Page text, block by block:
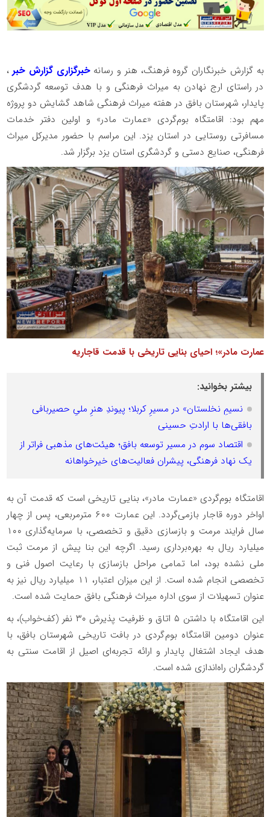
به گزارش خبرنگاران گروه فرهنگ، هنر و رسانهخبرگزاری گزارش خبر ،
در راستای ارج نهادن به میراث فرهنگی و با هدف توسعه گردشگری
پایدار، شهرستان بافق در هفته میراث فرهنگی شاهد گشایش دو پروژه
مهم بود: اقامتگاه بوم‌گردی «عمارت مادر» و اولین دفتر خدمات
مسافرتی روستایی در استان یزد. این مراسم با حضور مدیرکل میراث
فرهنگی، صنایع دستی و گردشگری استان یزد برگزار شد.
عمارت مادر»؛ احیای بنایی تاریخی با قدمت قاجاریه
بیشتر بخوانید:
نسیمِ نخلستان» در مسیرِ کربلا؛ پیوندِ هنرِ ملیِ حصیربافی
بافقی‌ها با ارادتِ حسینی
اقتصاد سوم در مسیر توسعه بافق؛ هیئت‌های مذهبی فراتر از
یک نهاد فرهنگی، پیشران فعالیت‌های خیرخواهانه
اقامتگاه بوم‌گردی «عمارت مادر»، بنایی تاریخی است که قدمت آن به
اواخر دوره قاجار بازمی‌گردد. این عمارت ۶۰۰ مترمربعی، پس از چهار
سال فرایند مرمت و بازسازی دقیق و تخصصی، با سرمایه‌گذاری ۱۰۰
میلیارد ریال به بهره‌برداری رسید. اگرچه این بنا پیش از مرمت ثبت
ملی نشده بود، اما تمامی مراحل بازسازی با رعایت اصول فنی و
تخصصی انجام شده است. از این میزان اعتبار، ۱۱ میلیارد ریال نیز به
عنوان تسهیلات از سوی اداره میراث فرهنگی بافق حمایت شده است.
این اقامتگاه با داشتن ۵ اتاق و ظرفیت پذیرش ۳۰ نفر (کف‌خواب)، به
عنوان دومین اقامتگاه بوم‌گردی در بافت تاریخی شهرستان بافق، با
هدف ایجاد اشتغال پایدار و ارائه تجربه‌ای اصیل از اقامت سنتی به
گردشگران راه‌اندازی شده است.